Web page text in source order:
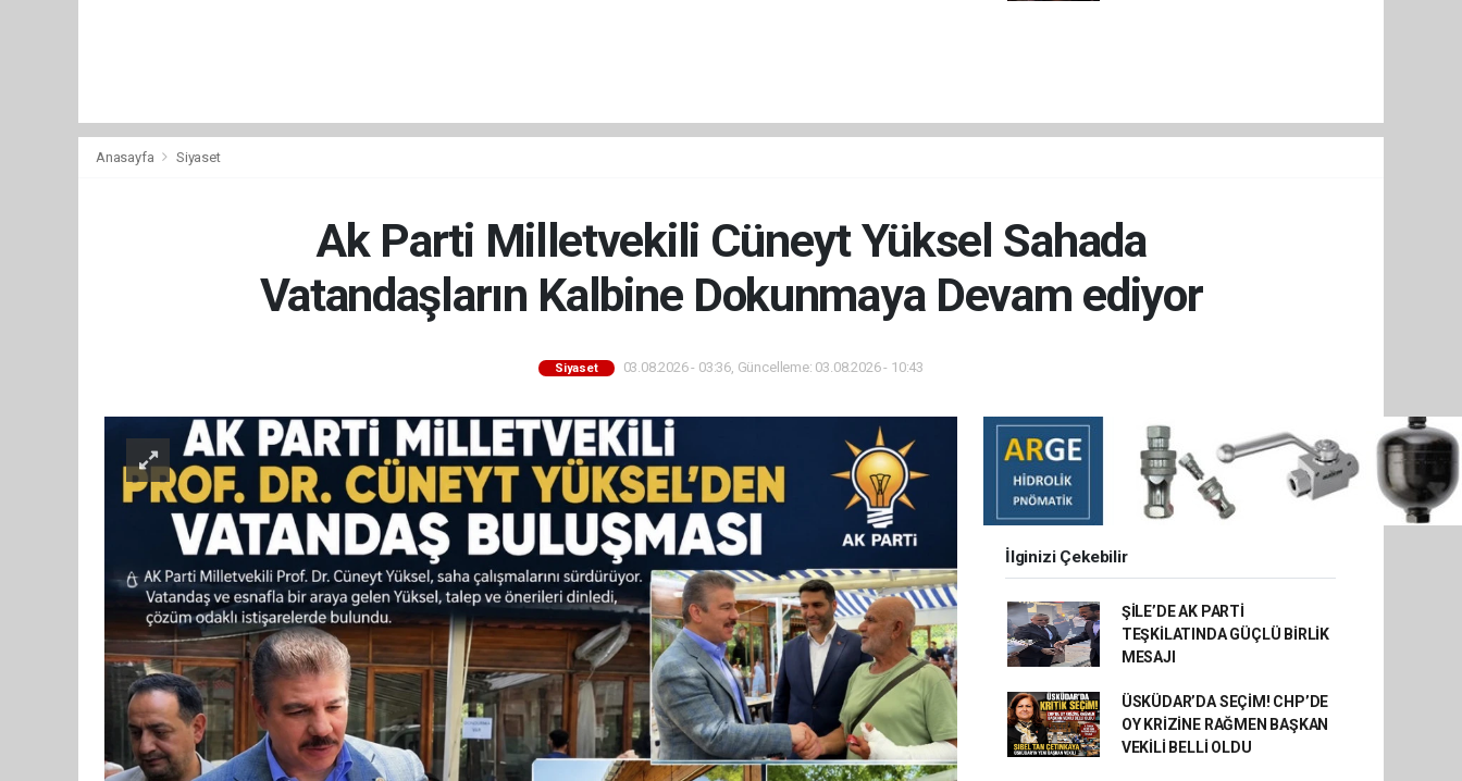
Anasayfa Siyaset
Ak Parti Milletvekili Cüneyt Yüksel Sahada
Vatandaşların Kalbine Dokunmaya Devam ediyor
Siyaset 03.08.2026 - 03:36, Güncelleme: 03.08.2026 - 10:43
İlginizi Çekebilir
ŞİLE’DE AK PARTİ
TEŞKİLATINDA GÜÇLÜ BİRLİK
MESAJI
ÜSKÜDAR’DA SEÇİM! CHP’DE
OY KRİZİNE RAĞMEN BAŞKAN
VEKİLİ BELLİ OLDU